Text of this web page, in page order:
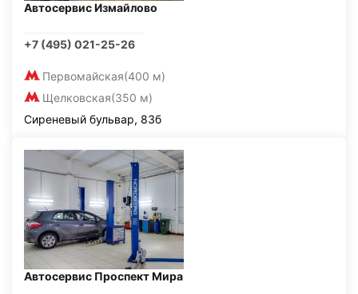
Автосервис Измайлово
+7 (495) 021-25-26
Первомайская(400 м)
Щелковская(350 м)
Сиреневый бульвар, 83б
Автосервис Проспект Мира